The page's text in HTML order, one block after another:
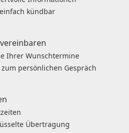
kündbar
vereinbaren
Ihrer Wunschtermine
persönlichen Gespräch
Übertragung